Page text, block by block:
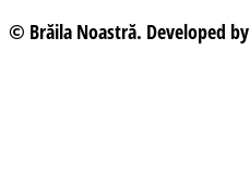
© Brăila Noastră. Developed by